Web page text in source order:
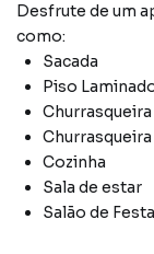
Desfrute de um
como:
Sacada
Piso
Churrasqueira
Churrasqueira
Cozinha
Sala de estar
Salão de